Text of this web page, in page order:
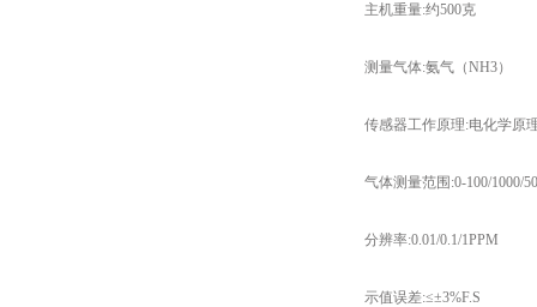
主机重量:约500克
测量气体:氨气（NH3）
传感器工作原理:电化学原
气体测量范围:0-100/1000/
分辨率:0.01/0.1/1PPM
示值误差:≤±3%F.S